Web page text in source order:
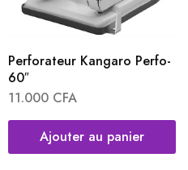
Perforateur Kangaro Perfo-
60″
11.000 CFA
Ajouter au panier